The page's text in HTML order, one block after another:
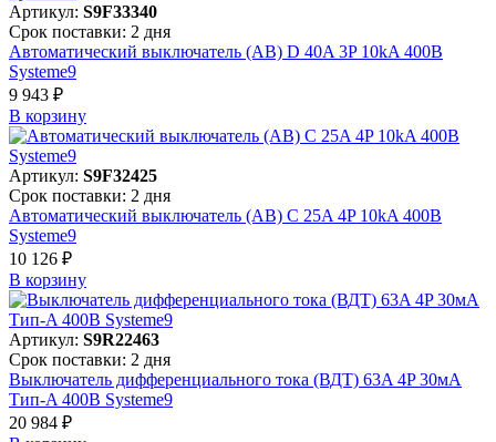
Артикул: S9F33340
Срок поставки: 2 дня
Автоматический выключатель (АВ) D 40A 3P 10kA 400В
Systeme9
9 943 ₽
В корзинy
Артикул: S9F32425
Срок поставки: 2 дня
Автоматический выключатель (АВ) C 25A 4P 10kA 400В
Systeme9
10 126 ₽
В корзинy
Артикул: S9R22463
Срок поставки: 2 дня
Выключатель дифференциального тока (ВДТ) 63A 4P 30мА
Тип-A 400В Systeme9
20 984 ₽